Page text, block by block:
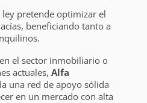
ley pretende optimizar el
beneficiando tanto a
el sector inmobiliario o
actuales, Alfa
una red de apoyo sólida
en un mercado con alta